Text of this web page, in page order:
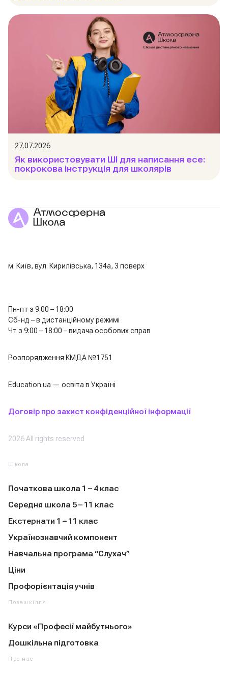
27.07.2026
Як використовувати ШІ для написання есе:
покрокова інструкція для школярів
м. Київ, вул. Кирилівська, 134а, 3 поверх
Пн-пт з 9:00 – 18:00
Сб-нд – в дистанційному режимі
Чт з 9:00 – 18:00 – видача особових справ
Розпорядження КМДА №1751
Education.ua — освіта в Україні
Договір про захист конфіденційної інформації
2026 All rights reserved
Школа
Початкова школа 1 – 4 клас
Середня школа 5 – 11 клас
Екстернати 1 – 11 клас
Українознавчий компонент
Навчальна програма “Слухач”
Ціни
Профорієнтація учнів
Позашкілля
Курси «Професії майбутнього»
Дошкільна підготовка
Про нас